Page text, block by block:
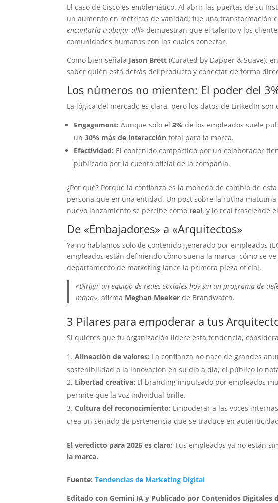
El caso de Cisco es emblemático. Al abrir las puertas de su
un aumento en métricas de vanidad; fue una transformación
encantaría trabajar allí» demuestran que el talento y los
comunidades humanas con las cuales conectar.
Como bien señala Jason Brett (Curated by Dapper & Suave),
saber quién está detrás del producto y conectar de forma
Los números no mienten: El poder del
La lógica del mercado es clara, pero los datos de LinkedIn son
Engagement: Aunque solo el3% de los empleados suele
un30% más de interacción total para la marca.
Efectividad: El contenido compartido por un colaborador
publicado por la cuenta oficial de la compañía.
¿Por qué? Porque la confianza es la moneda de cambio de
persona que en una entidad. Un post sobre la rutina
nuevo lanzamiento se percibe como real, y lo real trasciende
De «Embajadores» a «Arquitectos»
Ya no hablamos solo de contenido generado por empleados
empleados están definiendo cómo suena la marca, cómo se
departamento de marketing lance la primera pieza oficial.
«Dirigir un equipo de redes sociales hoy sin un programa de
mapa», afirma Meghan Meekerde Brandwatch.
3 Pilares para empoderar a tus
Si quieres que tu organización lidere esta tendencia,
Alineación de valores: La confianza no nace de grandes
sostenibilidad o la innovación en su día a día, el público lo
Libertad creativa: El branding impulsado por empleados
permite que la voz individual brille.
Cultura del reconocimiento: Empoderar a las voces
crea un sentido de pertenencia que se traduce en
El veredicto para 2026 es claro: Tus empleados ya no están
la marca.
Fuente:Tendencias de Marketing Digital
Editado con Gemini IA y Publicado por Contenidos Digitales